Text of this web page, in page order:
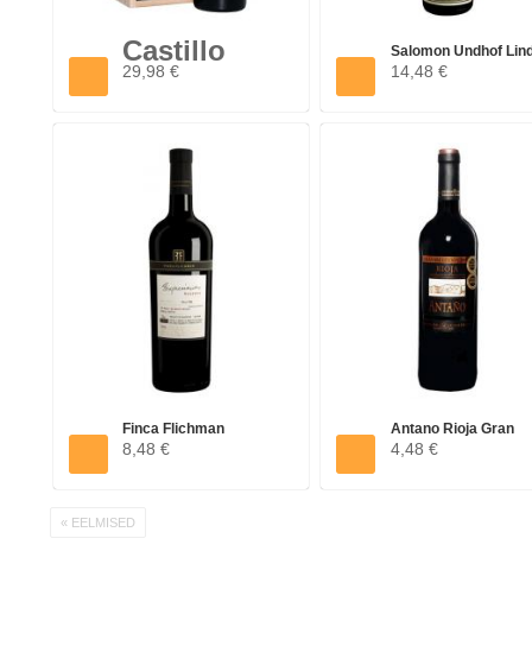
Castillo
Perelada
29,98 €
Salomon Undhof
Grüner...
14,48 €
Finca Flichman
Expresiones...
8,48 €
Antano Rioja Gran
Seleccion...
4,48 €
« EELMISED